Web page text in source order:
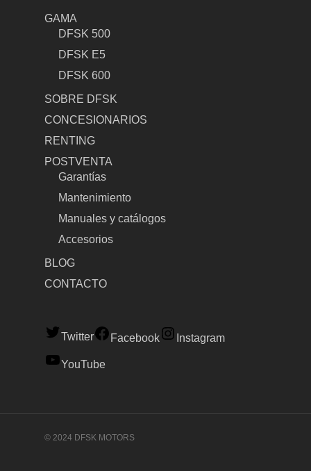
GAMA
DFSK 500
DFSK E5
DFSK 600
SOBRE DFSK
CONCESIONARIOS
RENTING
POSTVENTA
Garantías
Mantenimiento
Manuales y catálogos
Accesorios
BLOG
CONTACTO
Twitter Facebook Instagram
YouTube
© 2024 DFSK MOTORS